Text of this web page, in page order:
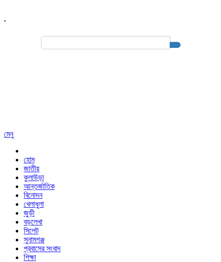
,
Search
মেনু
হোম
জাতীয়
কুলাউড়া
আন্তর্জাতিক
বিনোদন
খেলাধুলা
জুড়ী
বড়লেখা
সিলেট
সুনামগঞ্জ
প্রবাসের সংবাদ
শিক্ষা